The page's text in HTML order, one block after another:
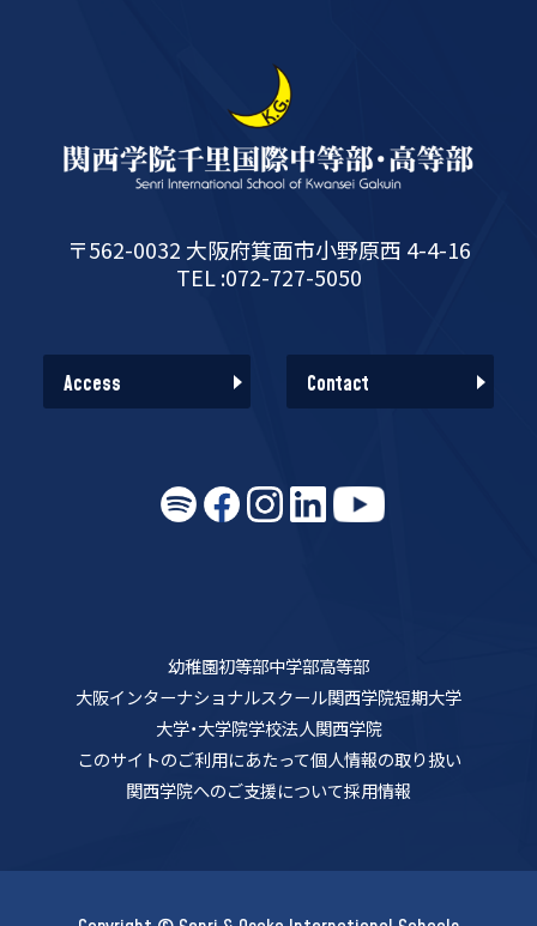
〒562-0032 大阪府箕面市小野原西 4-4-16
TEL :072-727-5050
Access Contact
幼稚園初等部中学部高等部
大阪インターナショナルスクール関西学院短期大学
大学・大学院学校法人関西学院
このサイトのご利用にあたって個人情報の取り扱い
関西学院へのご支援について採用情報